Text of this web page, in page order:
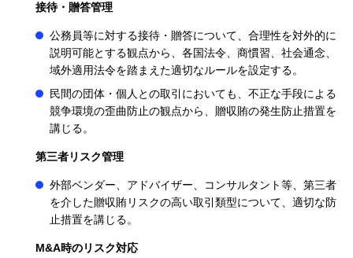
接待・贈答管理
公務員等に対する接待・贈答について、合理性を対外的に
説明可能とする観点から、各国法令、商慣習、社会通念、
域外適用法令を踏まえた適切なルールを設定する。
民間の団体・個人との取引においても、不正な手段による
競争環境の歪曲防止の観点から、贈収賄の発生防止措置を
講じる。
第三者リスク管理
外部ベンダー、アドバイザー、コンサルタント等、第三者
を介した贈収賄リスクの高い取引類型について、適切な防
止措置を講じる。
M&A時のリスク対応